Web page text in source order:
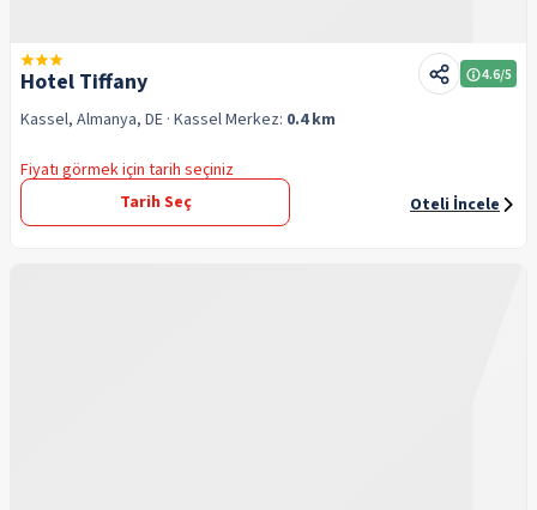
Hotel Tiffany 4.6/5
Kassel, Almanya, DE · KasselMerkez: 0.4 km
Fiyatı görmek için tarih seçiniz
Tarih Seç
Oteli İncele